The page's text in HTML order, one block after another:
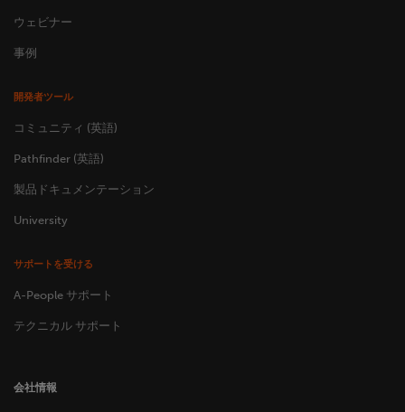
ウェビナー
事例
開発者ツール
コミュニティ (英語)
Pathfinder (英語)
製品ドキュメンテーション
University
サポートを受ける
A-People サポート
テクニカル サポート
会社情報